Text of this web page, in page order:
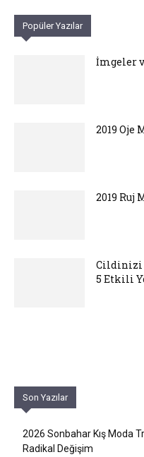
Popüler Yazılar
İmgeler
2019 Oje
2019 Ruj
Cildinizi
5 Etkili
Son Yazılar
2026 Sonbahar Kış Moda
Radikal Değişim